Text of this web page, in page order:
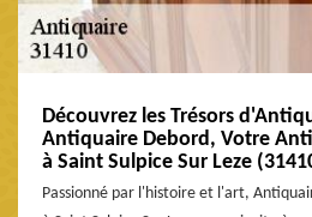
Découvrez les Trésors
Antiquaire Debord, Votre
à Saint Sulpice Sur Leze
Passionné par l'histoire et l'art,